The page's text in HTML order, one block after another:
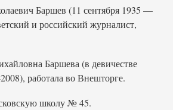
Баршев (11 сентября 1935 —
и российский журналист,
Баршева (в девичестве
работала во Внешторге.
школу № 45.